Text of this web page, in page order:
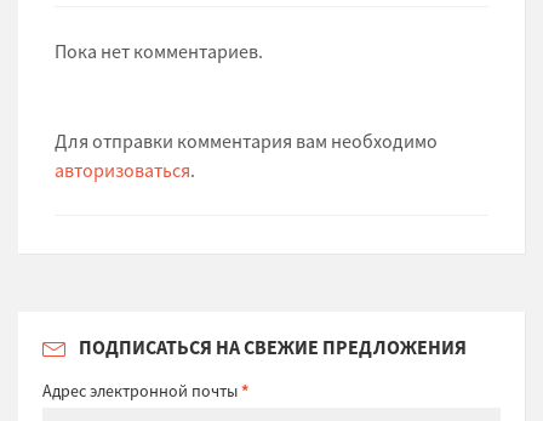
Пока нет комментариев.
Для отправки комментария вам необходимо
авторизоваться.
ПОДПИСАТЬСЯ НА СВЕЖИЕ ПРЕДЛОЖЕНИЯ
Адрес электронной почты*